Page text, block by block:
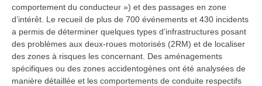
comportement du conducteur ») et des passages en zone
d’intérêt. Le recueil de plus de 700 événements et 430 incidents
a permis de déterminer quelques types d’infrastructures posant
des problèmes aux deux-roues motorisés (2RM) et de localiser
des zones à risques les concernant. Des aménagements
spécifiques ou des zones accidentogènes ont été analysées de
manière détaillée et les comportements de conduite respectifs